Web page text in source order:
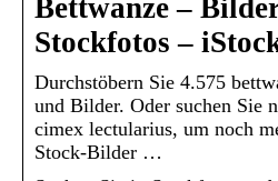
Bettwanze –
Stockfotos –
Durchstöbern Sie 4.575
und Bilder. Oder suchen Sie
cimex lectularius, um noch
Stock-Bilder …